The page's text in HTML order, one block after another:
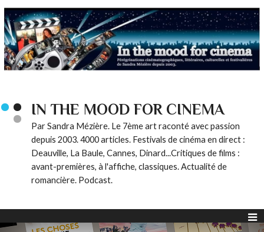
IN THE MOOD FOR CINEMA
Par Sandra Mézière. Le 7ème art raconté avec passion
depuis 2003. 4000 articles. Festivals de cinéma en direct :
Deauville, La Baule, Cannes, Dinard...Critiques de films :
avant-premières, à l'affiche, classiques. Actualité de
romancière. Podcast.